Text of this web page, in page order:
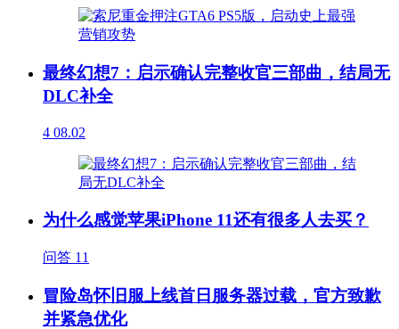
最终幻想7：启示确认完整收官三部曲，结局无
DLC补全
4 08.02
为什么感觉苹果iPhone 11还有很多人去买？
问答 11
冒险岛怀旧服上线首日服务器过载，官方致歉
并紧急优化